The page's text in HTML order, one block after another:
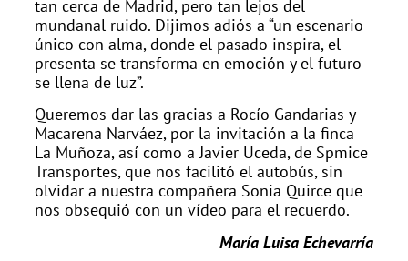
tan cerca de Madrid, pero tan lejos del
mundanal ruido. Dijimos adiós a “un escenario
único con alma, donde el pasado inspira, el
presenta se transforma en emoción y el futuro
se llena de luz”.
Queremos dar las gracias a Rocío Gandarias y
Macarena Narváez, por la invitación a la finca
La Muñoza, así como a Javier Uceda, de Spmice
Transportes, que nos facilitó el autobús, sin
olvidar a nuestra compañera Sonia Quirce que
nos obsequió con un vídeo para el recuerdo.
María Luisa Echevarría